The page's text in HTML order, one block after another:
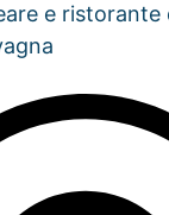
e ristorante